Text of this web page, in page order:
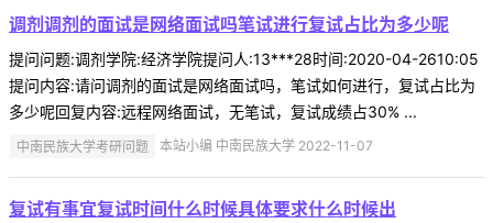
调剂调剂的面试是网络面试吗笔试进行复试占比为多少呢
提问问题:调剂学院:经济学院提问人:13***28时间:2020-04-2610:05
提问内容:请问调剂的面试是网络面试吗，笔试如何进行，复试占比为
多少呢回复内容:远程网络面试，无笔试，复试成绩占30% ...
中南民族大学考研问题 本站小编 中南民族大学 2022-11-07
复试有事宜复试时间什么时候具体要求什么时候出